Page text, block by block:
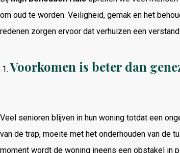
om oud te worden. Veiligheid, gemak en het
redenen zorgen ervoor dat verhuizen een
Voorkomen is beter dan
Veel senioren blijven in hun woning totdat een
van de trap, moeite met het onderhouden van
moment wordt de woning ineens een obstakel in